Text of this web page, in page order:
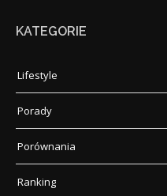
KATEGORIE
Lifestyle
Porady
Porównania
Ranking